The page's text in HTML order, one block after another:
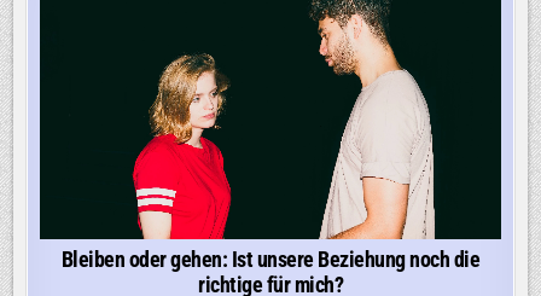
Bleiben oder gehen: Ist unsere Beziehung noch die
richtige für mich?